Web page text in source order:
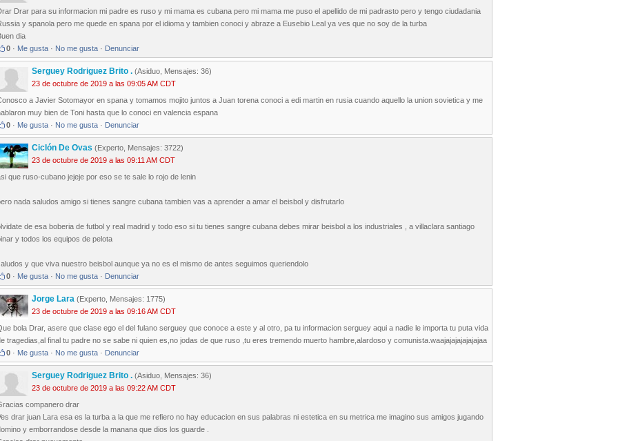
Drar para su informacion mi padre es ruso y mi mama es cubana pero mi mama me puso el apellido de mi padrasto pero y tengo ciudadania
y spanola pero me quede en spana por el idioma y tambien conoci y abraze a Eusebio Leal ya ves que no soy de la turba
dia
0 · Me gusta · No me gusta · Denunciar
Serguey Rodriguez Brito . (Asiduo, Mensajes: 36)
23 de octubre de 2019 a las 09:05 AM CDT
a Javier Sotomayor en spana y tomamos mojito juntos a Juan torena conoci a edi martin en rusia cuando aquello la union sovietica y me
muy bien de Toni hasta que lo conoci en valencia espana
0 · Me gusta · No me gusta · Denunciar
Ciclón De Ovas (Experto, Mensajes: 3722)
23 de octubre de 2019 a las 09:11 AM CDT
que ruso-cubano jejeje por eso se te sale lo rojo de lenin
nada saludos amigo si tienes sangre cubana tambien vas a aprender a amar el beisbol y disfrutarlo
de esa boberia de futbol y real madrid y todo eso si tu tienes sangre cubana debes mirar beisbol a los industriales , a villaclara santiago
y todos los equipos de pelota
y que viva nuestro beisbol aunque ya no es el mismo de antes seguimos queriendolo
0 · Me gusta · No me gusta · Denunciar
Jorge Lara (Experto, Mensajes: 1775)
23 de octubre de 2019 a las 09:16 AM CDT
bola Drar, asere que clase ego el del fulano serguey que conoce a este y al otro, pa tu informacion serguey aqui a nadie le importa tu puta vida
tragedias,al final tu padre no se sabe ni quien es,no jodas de que ruso ,tu eres tremendo muerto hambre,alardoso y comunista.waajajajajajajajaa
0 · Me gusta · No me gusta · Denunciar
Serguey Rodriguez Brito . (Asiduo, Mensajes: 36)
23 de octubre de 2019 a las 09:22 AM CDT
companero drar
drar juan Lara esa es la turba a la que me refiero no hay educacion en sus palabras ni estetica en su metrica me imagino sus amigos jugando
y emborrandose desde la manana que dios los guarde .